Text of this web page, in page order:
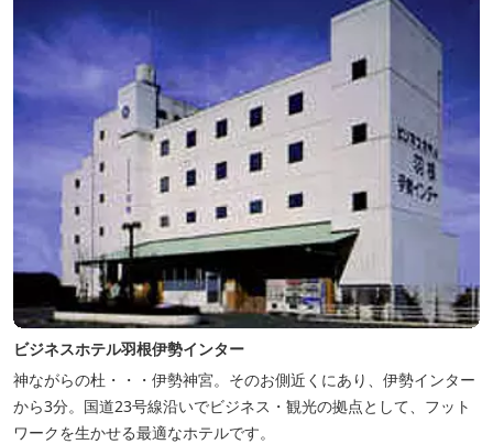
ビジネスホテル羽根伊勢インター
神ながらの杜・・・伊勢神宮。そのお側近くにあり、伊勢インター
から3分。国道23号線沿いでビジネス・観光の拠点として、フット
ワークを生かせる最適なホテルです。